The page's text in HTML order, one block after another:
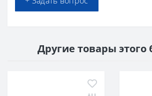
Другие товары этого